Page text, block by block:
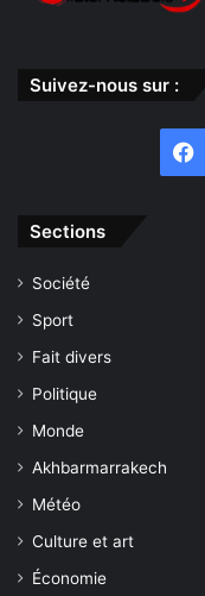
Suivez-nous sur :
Sections
Société
Sport
Fait divers
Politique
Monde
Akhbarmarrakech
Météo
Culture et art
Économie